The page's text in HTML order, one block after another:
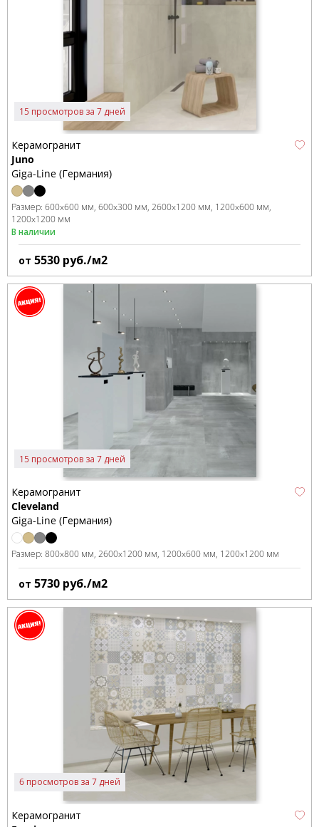
15 просмотров за 7 дней
Керамогранит
Juno
Giga-Line (Германия)
Размер: 600x600 мм 600x300 мм 2600x1200 мм 1200x600 мм
1200x1200 мм
В наличии
от 5530 руб./м2
15 просмотров за 7 дней
Керамогранит
Cleveland
Giga-Line (Германия)
Размер: 800x800 мм 2600x1200 мм 1200x600 мм 1200x1200 мм
от 5730 руб./м2
6 просмотров за 7 дней
Керамогранит